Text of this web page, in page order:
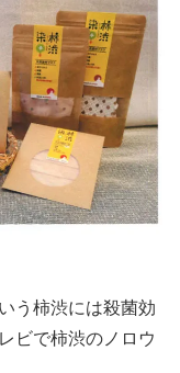
う柿渋には殺菌効
ビで柿渋のノロウ